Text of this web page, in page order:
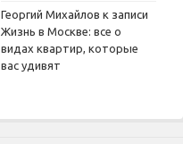
Георгий Михайлов к записи
Жизнь в Москве: все о
видах квартир, которые
вас удивят